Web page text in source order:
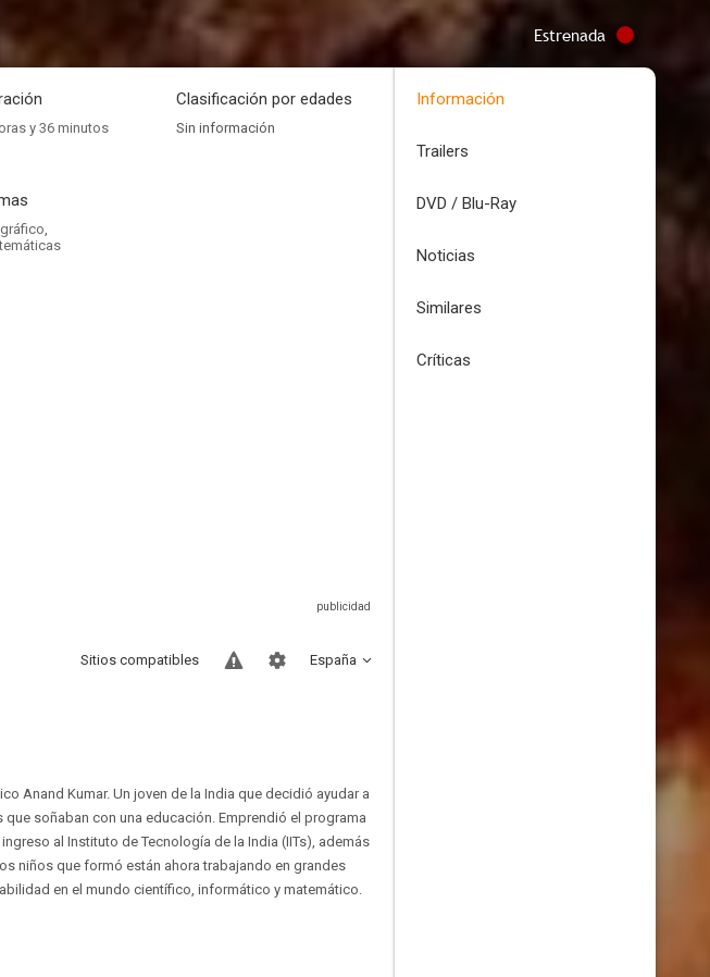
Estrenada
y 36 minutos
Clasificación por edades
Sin información
,
España
Sitios compatibles
Anand Kumar. Un joven de la India que decidió ayudar a
soñaban con una educación. Emprendió el programa
al Instituto de Tecnología de la India (IITs), además
niños que formó están ahora trabajando en grandes
en el mundo científico, informático y matemático.
Información
Trailers
DVD / Blu-Ray
Noticias
Similares
Críticas